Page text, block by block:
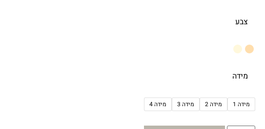
צבע
מידה
מידה 1 מידה 2 מידה 3 מידה 4